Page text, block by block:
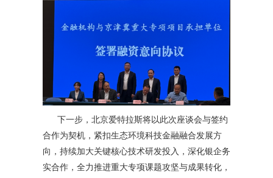
下一步，北京爱特拉斯将以此次座谈会与签约
合作为契机，紧扣生态环境科技金融融合发展方
向，持续加大关键核心技术研发投入，深化银企务
实合作，全力推进重大专项课题攻坚与成果转化，